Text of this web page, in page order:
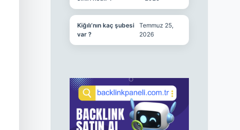
Kiğılı’nın kaç şubesi
var ?
Temmuz 25,
2026